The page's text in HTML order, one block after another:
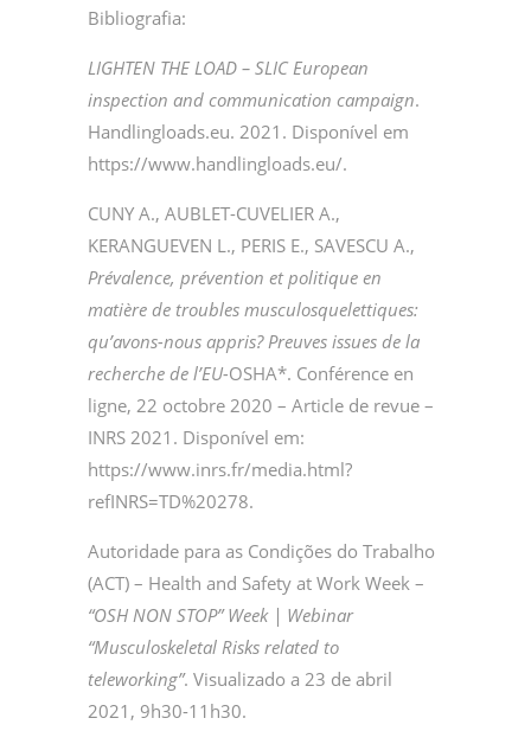
Bibliografia:
LIGHTEN THE LOAD – SLIC European
inspection and communication campaign.
Handlingloads.eu. 2021. Disponível em
https://www.handlingloads.eu/.
CUNY A., AUBLET-CUVELIER A.,
KERANGUEVEN L., PERIS E., SAVESCU A.,
Prévalence, prévention et politique en
matière de troubles musculosquelettiques:
qu’avons-nous appris? Preuves issues de la
recherche de l’EU-OSHA*. Conférence en
ligne, 22 octobre 2020 – Article de revue –
INRS 2021. Disponível em:
https://www.inrs.fr/media.html?
refINRS=TD%20278.
Autoridade para as Condições do Trabalho
(ACT) – Health and Safety at Work Week –
“OSH NON STOP” Week | Webinar
“Musculoskeletal Risks related to
teleworking”. Visualizado a 23 de abril
2021, 9h30-11h30.